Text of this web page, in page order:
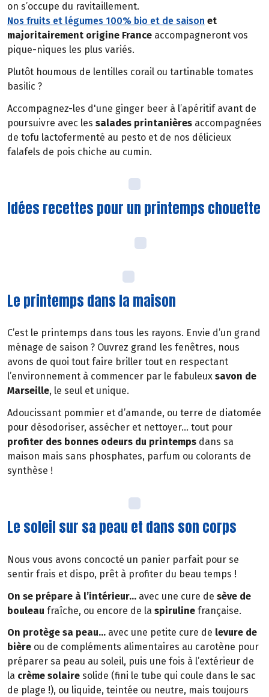
on s’occupe du ravitaillement.
Nos fruits et légumes 100% bio et de saison et
majoritairement origine France accompagneront vos
pique-niques les plus variés.
Plutôt houmous de lentilles corail ou tartinable tomates
basilic ?
Accompagnez-les d'une ginger beer à l’apéritif avant de
poursuivre avec les salades printanières accompagnées
de tofu lactofermenté au pesto et de nos délicieux
falafels de pois chiche au cumin.
Idées recettes pour un printemps chouette
Le printemps dans la maison
C’est le printemps dans tous les rayons. Envie d’un grand
ménage de saison ? Ouvrez grand les fenêtres, nous
avons de quoi tout faire briller tout en respectant
l’environnement à commencer par le fabuleux savon de
Marseille, le seul et unique.
Adoucissant pommier et d’amande, ou terre de diatomée
pour désodoriser, assécher et nettoyer… tout pour
profiter des bonnes odeurs du printemps dans sa
maison mais sans phosphates, parfum ou colorants de
synthèse !
Le soleil sur sa peau et dans son corps
Nous vous avons concocté un panier parfait pour se
sentir frais et dispo, prêt à profiter du beau temps !
On se prépare à l’intérieur… avec une cure de sève de
bouleau fraîche, ou encore de la spiruline française.
On protège sa peau… avec une petite cure de levure de
bière ou de compléments alimentaires au carotène pour
préparer sa peau au soleil, puis une fois à l’extérieur de
la crème solaire solide (fini le tube qui coule dans le sac
de plage !), ou liquide, teintée ou neutre, mais toujours